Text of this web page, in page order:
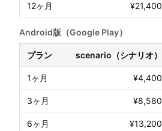
12ヶ月 ¥21,400
Android版（Google Play）
プラン scenario（シナリオ）
1ヶ月 ¥4,400
3ヶ月 ¥8,580
6ヶ月 ¥13,200